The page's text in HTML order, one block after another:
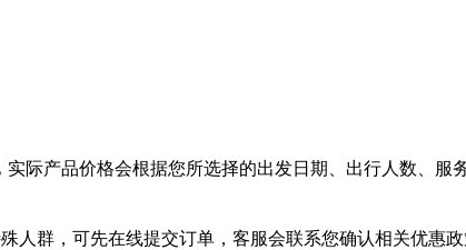
实际产品价格会根据您所选择的出发日期、出行人数、
人群，可先在线提交订单，客服会联系您确认相关优惠政